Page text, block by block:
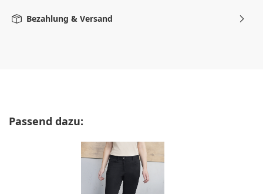
Bezahlung & Versand
Produktgalerie überspringen
Passend dazu: